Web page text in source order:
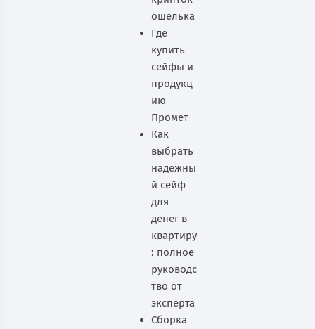
ошелька
Где
купить
сейфы и
продукц
ию
Промет
Как
выбрать
надежны
й сейф
для
денег в
квартиру
: полное
руководс
тво от
эксперта
Сборка